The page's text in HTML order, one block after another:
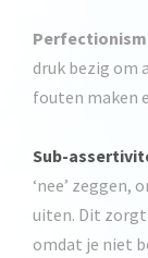
druk bezig om
fouten maken
Sub-
‘nee’ zeggen,
uiten. Dit zorgt
omdat je niet